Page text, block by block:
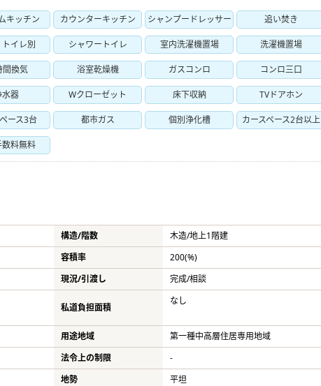
キッチン カウンターキッチン シャンプードレッサー 追い焚き
イレ別 シャワートイレ 室内洗濯機置場 洗濯機置場
間換気 浴室乾燥機 ガスコンロ コンロ三口
水器 Wクローゼット 床下収納 TVドアホン
ース3台 都市ガス 個別浄化槽 カースペース2台以上
料無料
構造/階数 木造/地上1階建
容積率
200(%)
現況/引渡し 完成/相談
私道負担面積
なし
用途地域
第一種中高層住居専用地域
法令上の制限
-
地勢
平坦